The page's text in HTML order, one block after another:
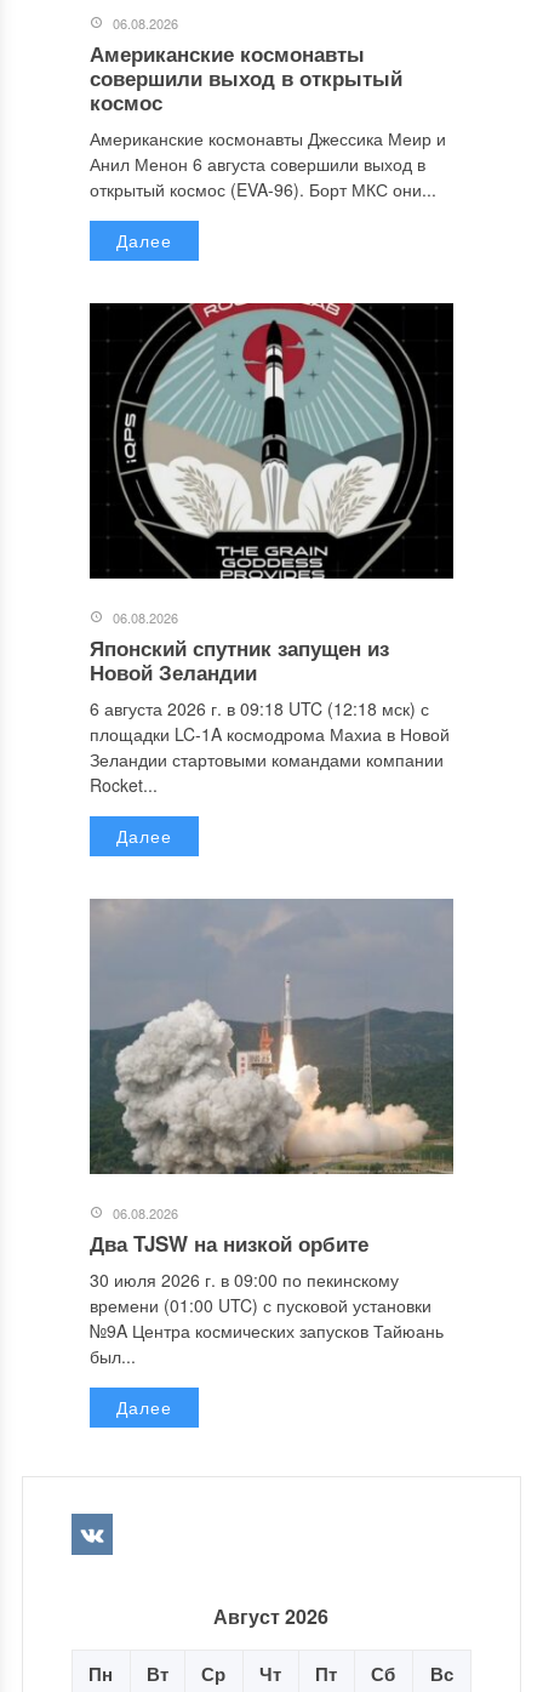
06.08.2026
Американские космонавты
совершили выход в открытый
космос
Американские космонавты Джессика Меир и
Анил Менон 6 августа совершили выход в
открытый космос (EVA-96). Борт МКС они...
Далее
06.08.2026
Японский спутник запущен из
Новой Зеландии
6 августа 2026 г. в 09:18 UTC (12:18 мск) с
площадки LC-1A космодрома Махиа в Новой
Зеландии стартовыми командами компании
Rocket...
Далее
06.08.2026
Два TJSW на низкой орбите
30 июля 2026 г. в 09:00 по пекинскому
времени (01:00 UTC) с пусковой установки
№9A Центра космических запусков Тайюань
был...
Далее
Август 2026
Пн Вт Ср Чт Пт Сб Вс